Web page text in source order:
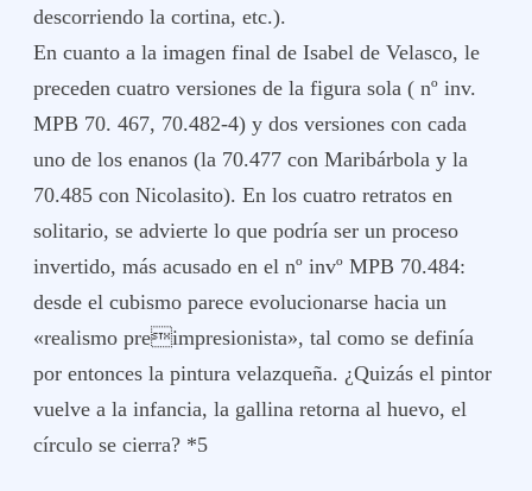
descorriendo la cortina, etc.).
En cuanto a la imagen final de Isabel de Velasco, le
preceden cuatro versiones de la figura sola ( nº inv.
MPB 70. 467, 70.482-4) y dos versiones con cada
uno de los enanos (la 70.477 con Maribárbola y la
70.485 con Nicolasito). En los cuatro retratos en
solitario, se advierte lo que podría ser un proceso
invertido, más acusado en el nº invº MPB 70.484:
desde el cubismo parece evolucionarse hacia un
«realismo preimpresionista», tal como se definía
por entonces la pintura velazqueña. ¿Quizás el pintor
vuelve a la infancia, la gallina retorna al huevo, el
círculo se cierra? *5